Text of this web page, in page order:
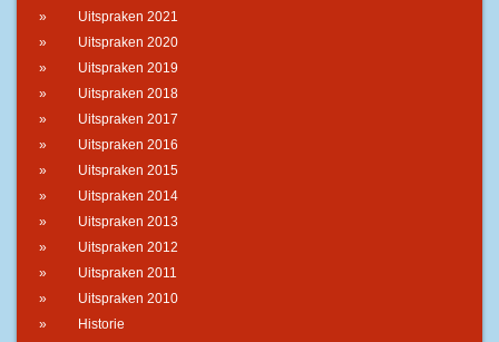
Uitspraken 2021
Uitspraken 2020
Uitspraken 2019
Uitspraken 2018
Uitspraken 2017
Uitspraken 2016
Uitspraken 2015
Uitspraken 2014
Uitspraken 2013
Uitspraken 2012
Uitspraken 2011
Uitspraken 2010
Historie